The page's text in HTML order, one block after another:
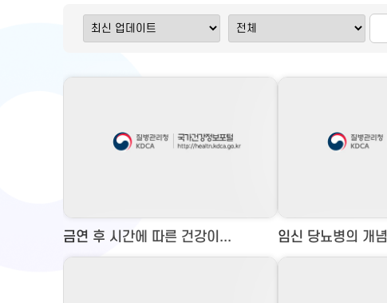
금연 후 시간에 따른 건강이... 임신 당뇨병의 개념